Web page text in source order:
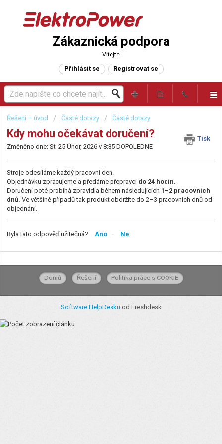
Zákaznická podpora
Vítejte
Přihlásit se Registrovat se
Řešení – úvod Časté dotazy Časté dotazy
Kdy mohu očekávat doručení?
Tisk
Změněno dne: St, 25 Únor, 2026 v 8:35 DOPOLEDNE
Stroje odesíláme každý pracovní den.
Objednávku zpracujeme a předáme přepravci do 24 hodin.
Doručení poté probíhá zpravidla během následujících 1–2 pracovních
dnů. Ve většině případů tak produkt obdržíte do 2–3 pracovních dnů od
objednání.
Byla tato odpověď užitečná? Ano Ne
Domů Řešení Politika práce s COOKIE
Software HelpDesku od Freshdesk